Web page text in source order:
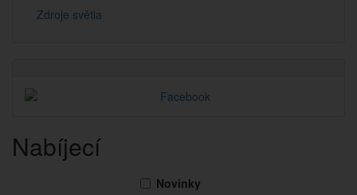
Zdroje světla
Nabíjecí
Novinky